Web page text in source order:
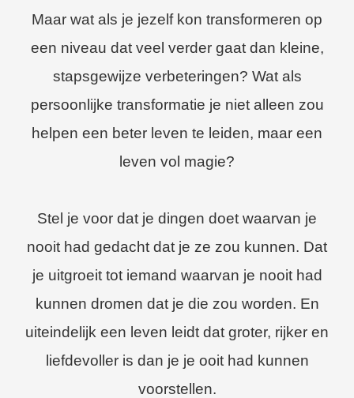
Maar wat als je jezelf kon transformeren op
een niveau dat veel verder gaat dan kleine,
stapsgewijze verbeteringen? Wat als
persoonlijke transformatie je niet alleen zou
helpen een beter leven te leiden, maar een
leven vol magie?
Stel je voor dat je dingen doet waarvan je
nooit had gedacht dat je ze zou kunnen. Dat
je uitgroeit tot iemand waarvan je nooit had
kunnen dromen dat je die zou worden. En
uiteindelijk een leven leidt dat groter, rijker en
liefdevoller is dan je je ooit had kunnen
voorstellen.